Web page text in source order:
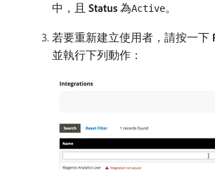
中，且​ Status ​為Active。
若要重新建立使用者，請按一下​
並執行下列動作：